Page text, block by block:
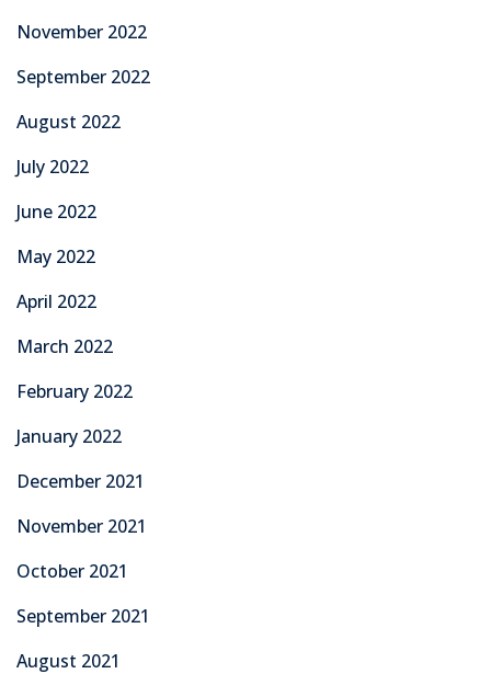
November 2022
September 2022
August 2022
July 2022
June 2022
May 2022
April 2022
March 2022
February 2022
January 2022
December 2021
November 2021
October 2021
September 2021
August 2021